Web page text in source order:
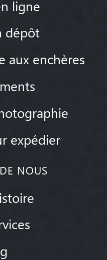
ligne
dépôt
aux enchères
expédier
NOUS